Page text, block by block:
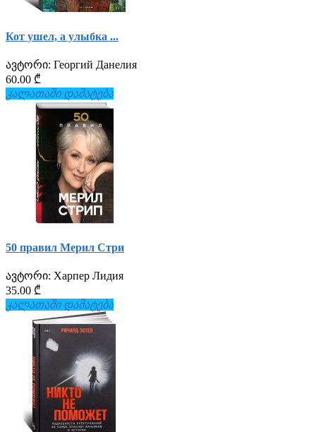
Кот ушел, а улыбка ...
ავტორი: Георгий Данелия
60.00 ₾
კალათაში დამატება
50 правил Мерил Стри
ავტორი: Харпер Лидия
35.00 ₾
კალათაში დამატება